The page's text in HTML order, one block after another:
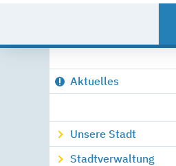
Aktuelles
Unsere Stadt
Stadtverwaltung